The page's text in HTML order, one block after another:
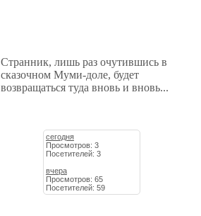
Странник, лишь раз очутившись в
сказочном Муми-доле, будет
возвращаться туда вновь и вновь...
сегодня
Просмотров: 3
Посетителей: 3
вчера
Просмотров: 65
Посетителей: 59